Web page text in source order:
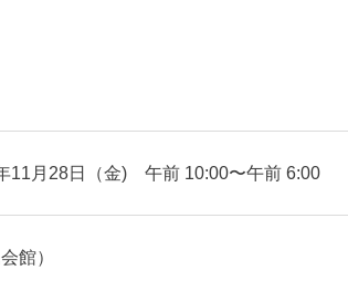
11月28日（金) 午前 10:00〜午前 6:00
館）